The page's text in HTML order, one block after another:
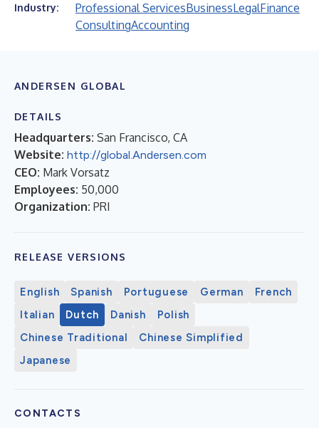
Industry: Professional ServicesBusinessLegalFinance
ConsultingAccounting
ANDERSEN GLOBAL
DETAILS
Headquarters: San Francisco, CA
Website: http://global.Andersen.com
CEO: Mark Vorsatz
Employees: 50,000
Organization: PRI
RELEASE VERSIONS
English Spanish Portuguese German
French
Italian
Dutch Danish
Polish
Chinese Traditional
Chinese Simplified
Japanese
CONTACTS